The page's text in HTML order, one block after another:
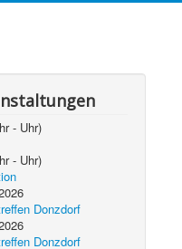
- Uhr)
- Uhr)
Donzdorf
Donzdorf